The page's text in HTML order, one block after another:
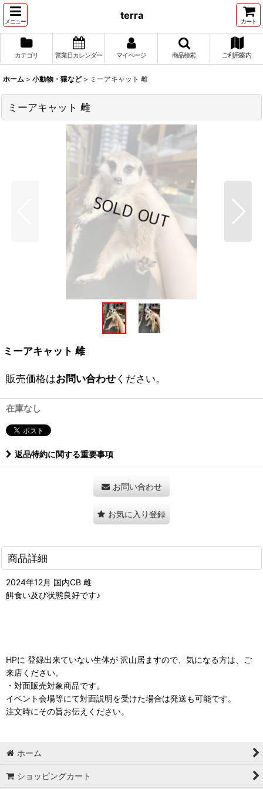
メニュー
terra
カート
カテゴリ 営業日カレンダー マイページ 商品検索 ご利用案内
ホーム > 小動物・猿など > ミーアキャット 雌
ミーアキャット 雌
ミーアキャット 雌
販売価格はお問い合わせください。
在庫なし
返品特約に関する重要事項
お問い合わせ
お気に入り登録
商品詳細
2024年12月 国内CB 雌
餌食い及び状態良好です♪
HPに 登録出来ていない生体が 沢山居ますので、気になる方は、ご
来店ください。
・対面販売対象商品です。
イベント会場等にて対面説明を受けた場合は発送も可能です。
注文時にその旨お伝えください。
ホーム
ショッピングカート